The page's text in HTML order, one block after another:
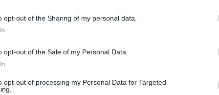
opt-out of the Sharing of my personal data.
opt-out of the Sale of my Personal Data.
opt-out of processing my Personal Data for Targeted
at the White House after signing a law
health care.pic.twitter.com/0PJ8QP15Jf
do danes spreminjala in nadgradila,
v času gospodarske negotovosti
in to ne ravno tistega, ki ga Trump pričakuje.